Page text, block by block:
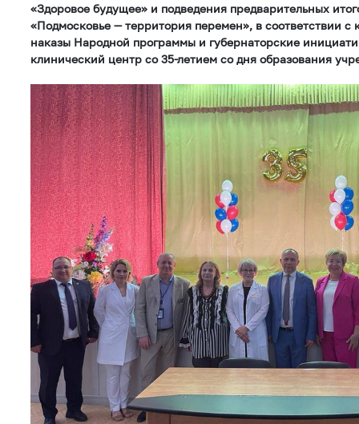
«Здоровое будущее» и подведения предварительных
«Подмосковье — территория перемен», в соответствии с
наказы Народной программы и губернаторские
клинический центр со 35-летием со дня образования